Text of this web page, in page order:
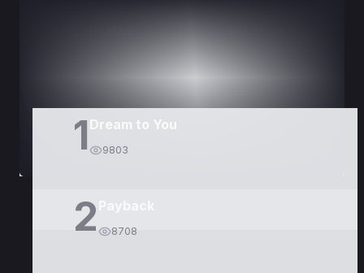
1 Dream to You
9803
2 8708